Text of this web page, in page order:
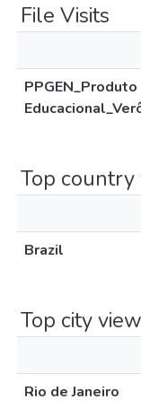
File Visits
PPGEN_Produto
Top country
Brazil
Top city
Rio de Janeiro